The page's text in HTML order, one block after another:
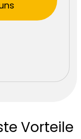
Vorteile